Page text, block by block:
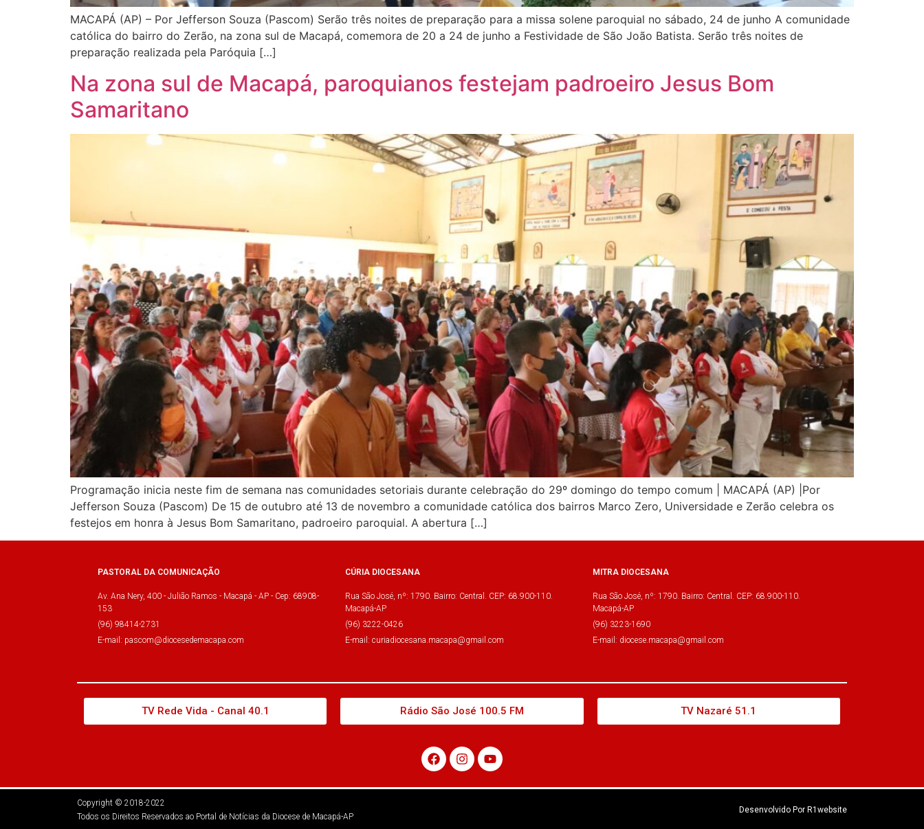
MACAPÁ (AP) – Por Jefferson Souza (Pascom) Serão três noites de preparação para a missa solene paroquial no sábado, 24 de junho A comunidade
católica do bairro do Zerão, na zona sul de Macapá, comemora de 20 a 24 de junho a Festividade de São João Batista. Serão três noites de
preparação realizada pela Paróquia […]
Na zona sul de Macapá, paroquianos festejam padroeiro Jesus Bom
Samaritano
Programação inicia neste fim de semana nas comunidades setoriais durante celebração do 29º domingo do tempo comum | MACAPÁ (AP) |Por
Jefferson Souza (Pascom) De 15 de outubro até 13 de novembro a comunidade católica dos bairros Marco Zero, Universidade e Zerão celebra os
festejos em honra à Jesus Bom Samaritano, padroeiro paroquial. A abertura […]
PASTORAL DA COMUNICAÇÃO
Av. Ana Nery, 400 - Julião Ramos - Macapá - AP - Cep: 68908-
153
(96) 98414-2731
E-mail: pascom@diocesedemacapa.com
CÚRIA DIOCESANA
Rua São José, nº: 1790. Bairro: Central. CEP: 68.900-110.
Macapá-AP
(96) 3222-0426
E-mail: curiadiocesana.macapa@gmail.com
MITRA DIOCESANA
Rua São José, nº: 1790. Bairro: Central. CEP: 68.900-110.
Macapá-AP
(96) 3223-1690
E-mail: diocese.macapa@gmail.com
TV Rede Vida - Canal 40.1 Rádio São José 100.5 FM TV Nazaré 51.1
Copyright © 2018-2022
Todos os Direitos Reservados ao Portal de Notícias da Diocese de Macapá-AP
Desenvolvido Por R1website